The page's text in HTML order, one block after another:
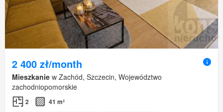
2 400 zł/month
Mieszkanie w Zachód, Szczecin, Województwo
zachodniopomorskie
2 41 m²